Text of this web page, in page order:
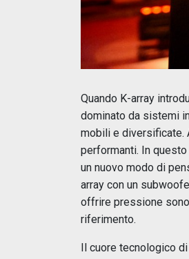
Quando K-array
dominato da sistemi
mobili e diversificate.
performanti. In
un nuovo modo di
array con un
offrire pressione
riferimento.
Il cuore tecnologico